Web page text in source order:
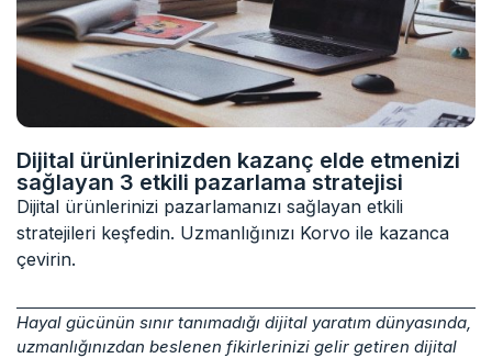
Dijital ürünlerinizden kazanç elde etmenizi
sağlayan 3 etkili pazarlama stratejisi
Dijital ürünlerinizi pazarlamanızı sağlayan etkili
stratejileri keşfedin. Uzmanlığınızı Korvo ile kazanca
çevirin.
Hayal gücünün sınır tanımadığı dijital yaratım dünyasında,
uzmanlığınızdan beslenen fikirlerinizi gelir getiren dijital